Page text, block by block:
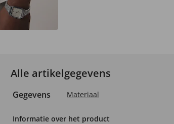
Alle artikelgegevens
Gegevens Materiaal
Informatie over het product